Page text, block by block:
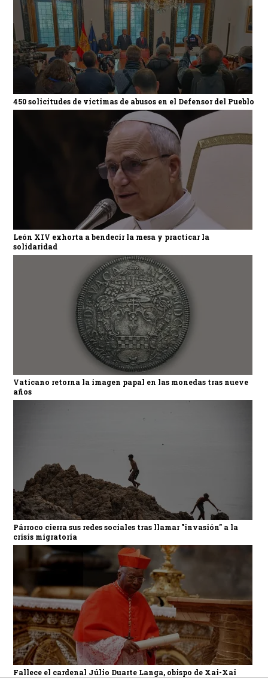
450 solicitudes de víctimas de abusos en el Defensor del Pueblo
León XIV exhorta a bendecir la mesa y practicar la
solidaridad
Vaticano retorna la imagen papal en las monedas tras nueve
años
Párroco cierra sus redes sociales tras llamar "invasión" a la
crisis migratoria
Fallece el cardenal Júlio Duarte Langa, obispo de Xai-Xai